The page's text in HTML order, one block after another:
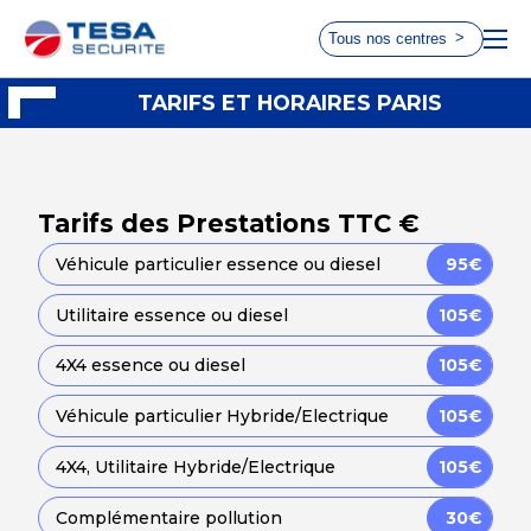
Tous nos centres
Choisissez le centre le plus
AUTOVISION
Taverny
Choisir ce
centre
AUTOSUR
Paris 17
Choisir ce
AUTOVISION
Le Chesnay
Choisir ce
AUTOSUR
Paris 15
ACCUEIL
AVIS CLIENTS
RDV 2 ROUES
TARIFS ET HORAIRES PARIS
Tarifs des Prestations TTC €
Véhicule particulier essence ou diesel 95€
Utilitaire essence ou diesel 105€
4X4 essence ou diesel 105€
Véhicule particulier Hybride/Electrique 105€
4X4, Utilitaire Hybride/Electrique 105€
Complémentaire pollution 30€